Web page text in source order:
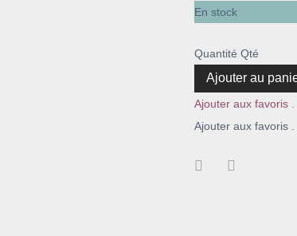
En stock
Quantité Qté
Ajouter au
Ajouter aux favoris .
Ajouter aux favoris .